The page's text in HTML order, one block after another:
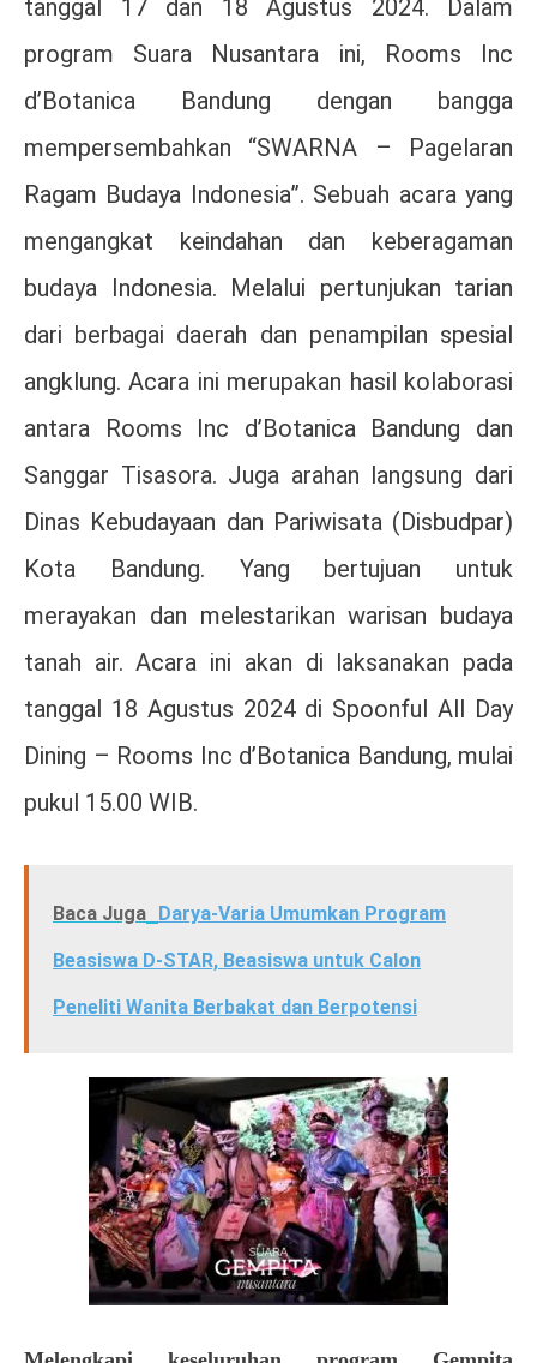
tanggal 17 dan 18 Agustus 2024. Dalam
program Suara Nusantara ini, Rooms Inc
d’Botanica Bandung dengan bangga
mempersembahkan “SWARNA – Pagelaran
Ragam Budaya Indonesia”. Sebuah acara yang
mengangkat keindahan dan keberagaman
budaya Indonesia. Melalui pertunjukan tarian
dari berbagai daerah dan penampilan spesial
angklung. Acara ini merupakan hasil kolaborasi
antara Rooms Inc d’Botanica Bandung dan
Sanggar Tisasora. Juga arahan langsung dari
Dinas Kebudayaan dan Pariwisata (Disbudpar)
Kota Bandung. Yang bertujuan untuk
merayakan dan melestarikan warisan budaya
tanah air. Acara ini akan di laksanakan pada
tanggal 18 Agustus 2024 di Spoonful All Day
Dining – Rooms Inc d’Botanica Bandung, mulai
pukul 15.00 WIB.
Baca Juga Darya-Varia Umumkan Program
Beasiswa D-STAR, Beasiswa untuk Calon
Peneliti Wanita Berbakat dan Berpotensi